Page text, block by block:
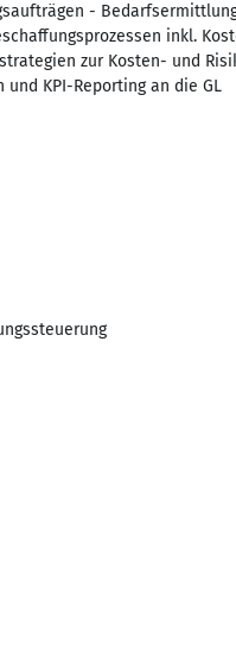
-
inkl.
zur Kosten- und
KPI-Reporting an die GL